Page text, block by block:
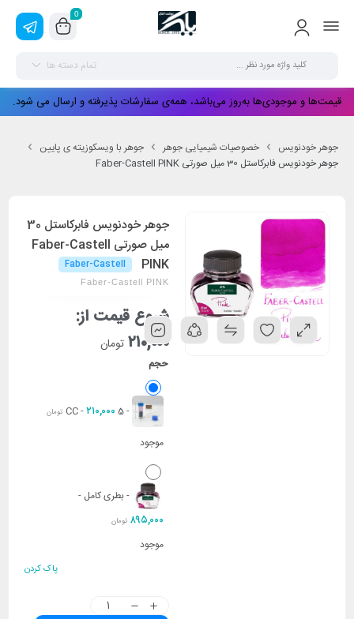
0
تمام دسته ها
قیمت‌ها و موجودی‌ها به‌روز می‌باشد، همه‌ی سفارشات پذیرفته و ارسال می شود.
جوهر خودنویس خصوصیات شیمیایی جوهر
جوهر با ویسکوزیته ی پایین
جوهر خودنویس فابرکاستل 30 میل صورتی Faber-Castell PINK
جوهر خودنویس فابرکاستل 30
میل صورتی Faber-Castell
PINK
Faber-Castell
Faber-Castell PINK
شروع قیمت از:
۲۱۰,۰۰۰ تومان
حجم
-
5 CC
-۲۱۰,۰۰۰ تومان
موجود
-بطری کامل -
۸۹۵,۰۰۰ تومان
موجود
پاک کردن